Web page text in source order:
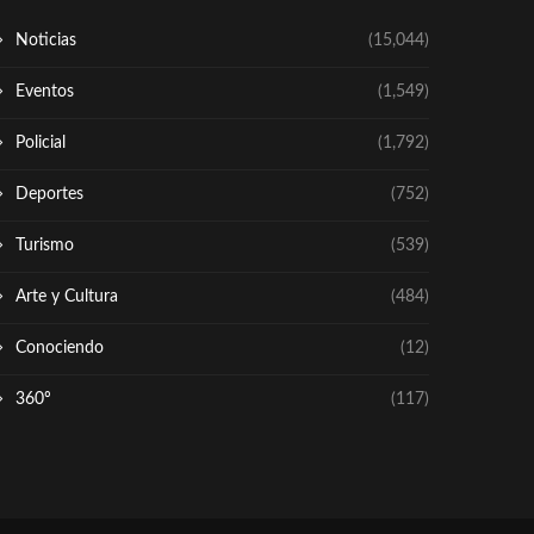
Noticias (15,044)
Eventos (1,549)
Policial (1,792)
Deportes (752)
Turismo (539)
Arte y Cultura (484)
Conociendo (12)
360º (117)